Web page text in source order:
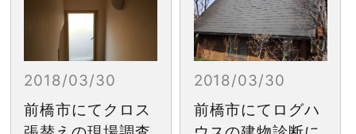
2018/03/30
前橋市にてクロス
2018/03/30
前橋市にてログハ